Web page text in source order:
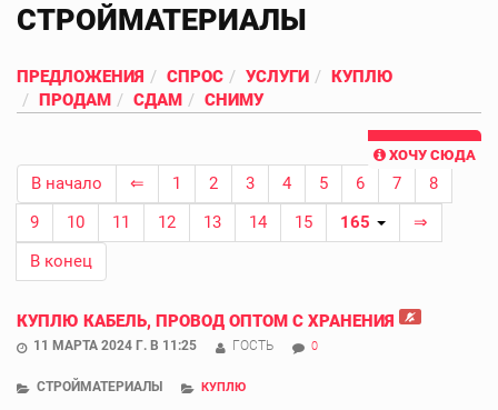
СТРОЙМАТЕРИАЛЫ
ПРЕДЛОЖЕНИЯ СПРОС УСЛУГИ
КУПЛЮ
ПРОДАМ
СДАМ СНИМУ
ХОЧУ СЮДА
В начало ⇐ 1 2 3 4 5 6 7
8
9
10 11 12 13 14 15 165
⇒
В конец
КУПЛЮ КАБЕЛЬ, ПРОВОД ОПТОМ С ХРАНЕНИЯ
11 МАРТА 2024 Г. В 11:25 ГОСТЬ 0
СТРОЙМАТЕРИАЛЫ КУПЛЮ